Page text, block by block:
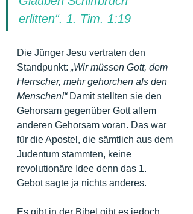
erlitten“. 1. Tim. 1:19
Die Jünger Jesu vertraten den
Standpunkt: „Wir müssen Gott, dem
Herrscher, mehr gehorchen als den
Menschen!“ Damit stellten sie den
Gehorsam gegenüber Gott allem
anderen Gehorsam voran. Das war
für die Apostel, die sämtlich aus dem
Judentum stammten, keine
revolutionäre Idee denn das 1.
Gebot sagte ja nichts anderes.
Es gibt in der Bibel gibt es jedoch